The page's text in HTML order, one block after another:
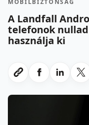
MOBILBIZTONSÁG
A Landfall
telefonok
használja ki
Link masolasa
Megosztas